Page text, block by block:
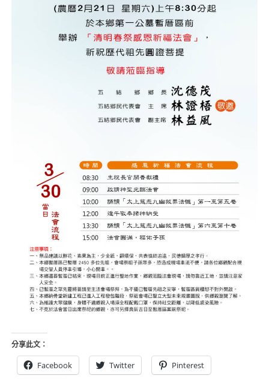
分享此文：
Facebook Twitter Pinterest